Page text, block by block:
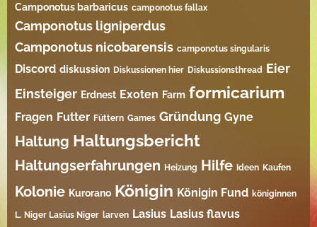
Camponotus barbaricus camponotus fallax
Camponotus ligniperdus
Camponotus nicobarensis camponotus singularis
Discord diskussion Diskussionen hier Diskussionsthread Eier
Einsteiger Erdnest Exoten Farm formicarium
Fragen Futter Füttern Games Gründung Gyne
Haltung Haltungsbericht
Haltungserfahrungen Heizung Hilfe Ideen Kaufen
Kolonie Kurorano Königin Königin Fund königinnen
L. Niger Lasius Niger larven Lasius Lasius flavus